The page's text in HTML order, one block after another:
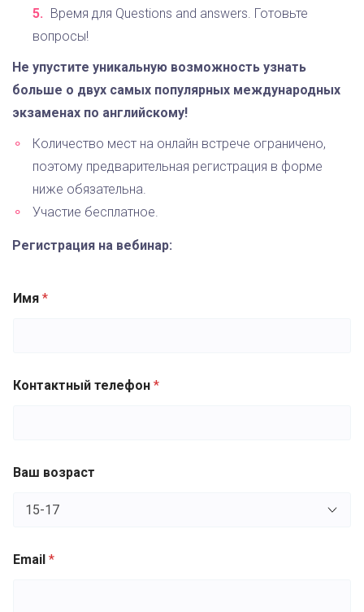
Время для Questions and answers. Готовьте
вопросы!
Не упустите уникальную возможность узнать
больше о двух самых популярных международных
экзаменах по английскому!
Количество мест на онлайн встрече ограничено,
поэтому предварительная регистрация в форме
ниже обязательна.
Участие бесплатное.
Регистрация на вебинар:
Имя *
Контактный телефон *
Ваш возраст
Email *